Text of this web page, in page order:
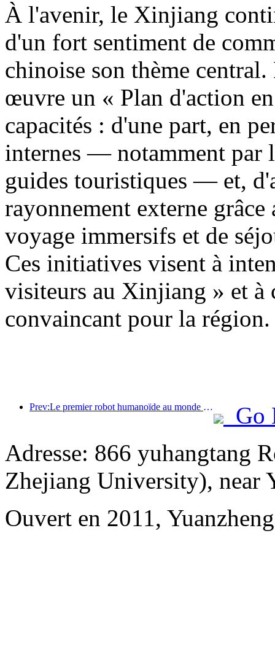
À l'avenir, le Xinjiang
d'un fort sentiment de
chinoise son thème
œuvre un « Plan d'action
capacités : d'une part, en
internes — notamment par
guides touristiques — et,
rayonnement externe
voyage immersifs et de
Ces initiatives visent à
visiteurs au Xinjiang » et à
convaincant pour la région.
Prev:Le premier robot humanoïde au monde dédié aux services de restauration multi-scénarios a été dévoilé.
Go
Adresse: 866 yuhangtang
Zhejiang University), near
Ouvert en 2011,